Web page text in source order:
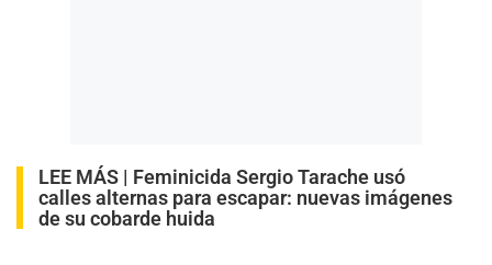
LEE MÁS | Feminicida Sergio Tarache usó
calles alternas para escapar: nuevas imágenes
de su cobarde huida